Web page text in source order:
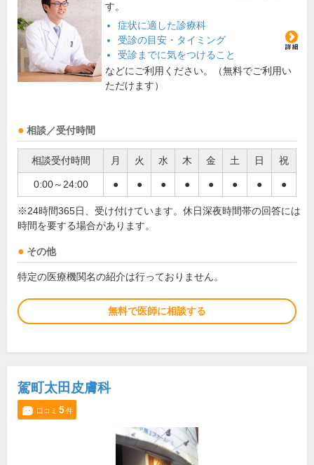
す。
症状に適した診療科
受診の目安・タイミング
受診までに気をつけること
などにご利用ください。（無料でご利用い
ただけます）
相談／受付時間
相談受付時間 月 火 水 木 金 土 日 祝
0:00～24:00 ● ● ● ● ● ● ● ●
※24時間365日、受け付けています。休日深夜時間帯の回答には
時間を要する場合があります。
その他
特定の医療機関名の紹介は行っておりません。
無料で医師に相談する
駕町太田皮膚科
口コミ 5件